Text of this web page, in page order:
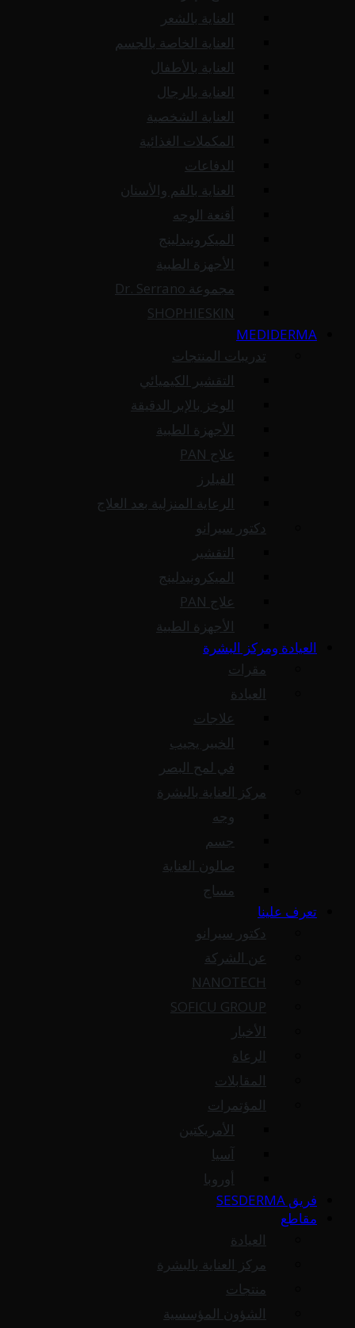
العناية بالشعر
العناية الخاصة بالجسم
العناية بالأطفال
العناية بالرجال
العناية الشخصية
المكملات الغذائية
الدفاعات
العناية بالفم والأسنان
أقنعة الوجه
الميكرونيدلينج
الأجهزة الطبية
مجموعة Dr. Serrano
SHOPHIESKIN
MEDIDERMA
تدريبات المنتجات
التقشير الكيميائي
الوخز بالإبر الدقيقة
الأجهزة الطبية
علاج PAN
الفيلرز
الرعاية المنزلية بعد العلاج
دكتور سيرانو
التقشير
الميكرونيدلينج
علاج PAN
الأجهزة الطبية
العيادة ومركز البشرة
مقرات
العيادة
علاجات
الخبير يجيب
في لمح البصر
مركز العناية بالبشرة
وجه
جسم
صالون العناية
مساج
تعرف علينا
دكتور سيرانو
عن الشركة
NANOTECH
SOFICU GROUP
الأخبار
الرعاة
المقابلات
المؤتمرات
الأمريكتين
آسيا
أوروبا
فريق SESDERMA
مقاطع
العيادة
مركز العناية بالبشرة
منتجات
الشؤون المؤسسية